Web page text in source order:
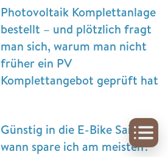
Photovoltaik Komplettanlage
bestellt – und plötzlich fragt
man sich, warum man nicht
früher ein PV
Komplettangebot geprüft hat
Günstig in die E-Bike Saison –
wann spare ich am meisten?